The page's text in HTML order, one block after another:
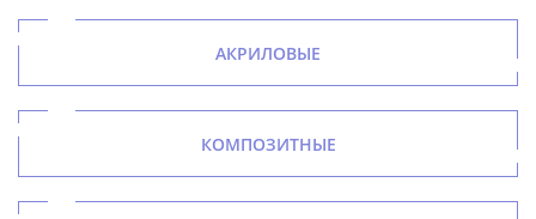
АКРИЛОВЫЕ
КОМПОЗИТНЫЕ